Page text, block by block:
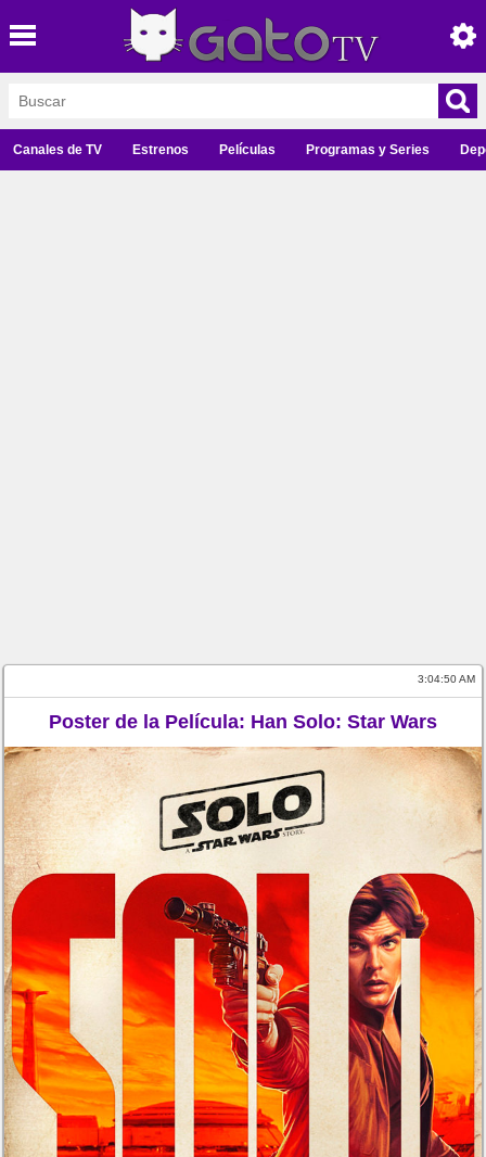
Canales de TV Estrenos Películas Programas y Series
3:04:51 AM
Poster de la Película: Han Solo: Star Wars